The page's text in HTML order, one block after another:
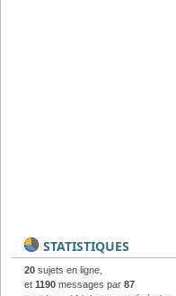
STATISTIQUES
20 sujets en ligne,
et 1190 messages par 87